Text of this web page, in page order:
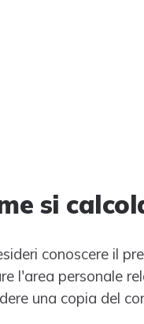
si
conoscere il
l'area personale
una copia del